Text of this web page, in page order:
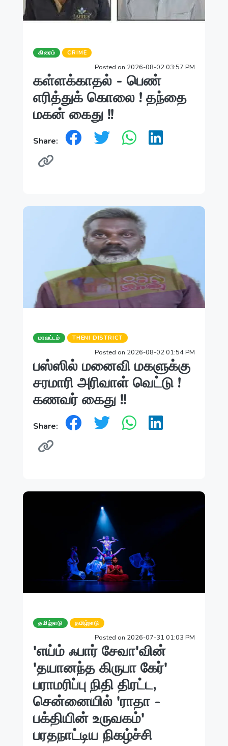
கிரைம் CRIME
Posted on 2026-08-02 03:57 PM
கள்ளக்காதல் - பெண்
எரித்துக் கொலை ! தந்தை
மகன் கைது !!
Share:
மாவட்டம் THENI DISTRICT
Posted on 2026-08-02 01:54 PM
பஸ்ஸில் மனைவி மகளுக்கு
சரமாரி அரிவாள் வெட்டு !
கணவர் கைது !!
Share:
தமிழ்நாடு தமிழ்நாடு
Posted on 2026-07-31 01:03 PM
'எய்ம் ஃபார் சேவா'வின்
'தயானந்த கிருபா கேர்'
பராமரிப்பு நிதி திரட்ட,
சென்னையில் 'ராதா -
பக்தியின் உருவகம்'
பரதநாட்டிய நிகழ்ச்சி